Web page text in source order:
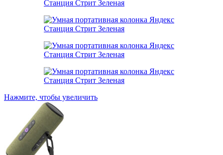
Нажмите, чтобы увеличить